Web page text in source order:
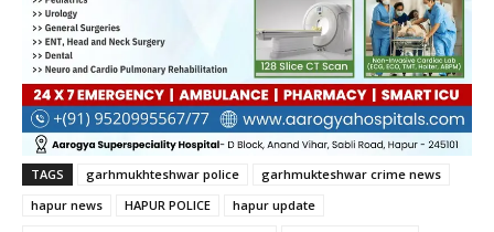
TAGS garhmukhteshwar police
garhmukteshwar crime news
hapur news
HAPUR POLICE
hapur update